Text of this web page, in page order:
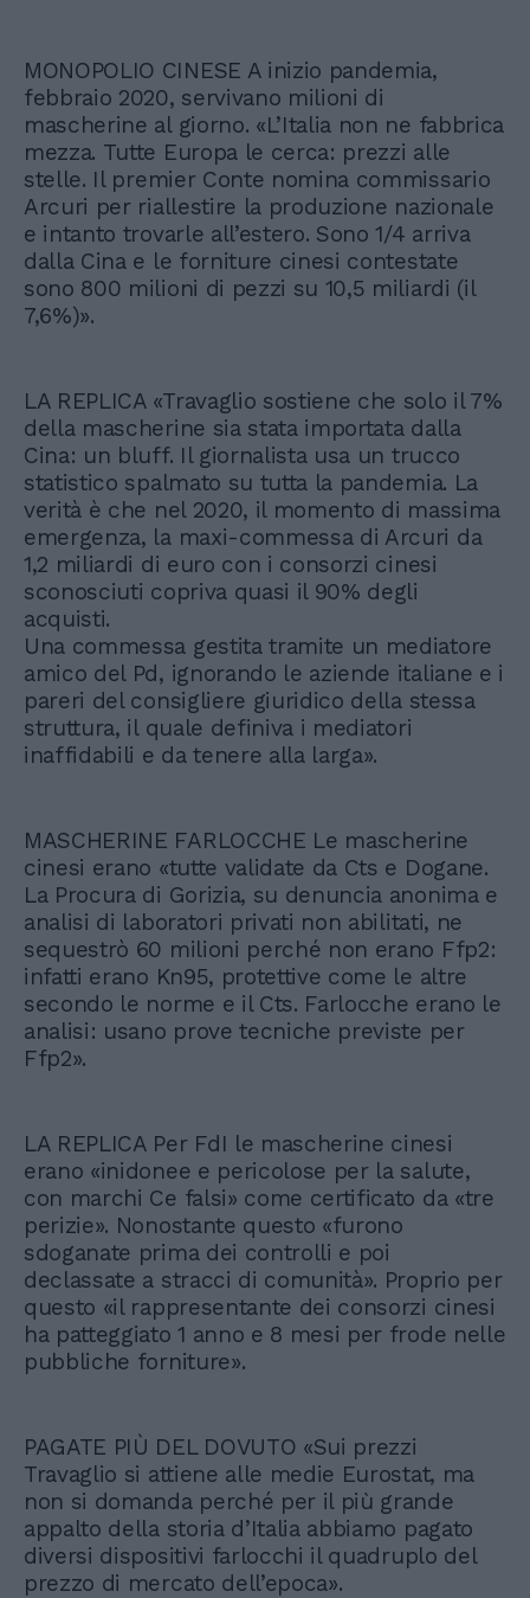
MONOPOLIO CINESE A inizio pandemia,
febbraio 2020, servivano milioni di
mascherine al giorno. «L’Italia non ne fabbrica
mezza. Tutte Europa le cerca: prezzi alle
stelle. Il premier Conte nomina commissario
Arcuri per riallestire la produzione nazionale
e intanto trovarle all’estero. Sono 1/4 arriva
dalla Cina e le forniture cinesi contestate
sono 800 milioni di pezzi su 10,5 miliardi (il
7,6%)».
LA REPLICA «Travaglio sostiene che solo il 7%
della mascherine sia stata importata dalla
Cina: un bluff. Il giornalista usa un trucco
statistico spalmato su tutta la pandemia. La
verità è che nel 2020, il momento di massima
emergenza, la maxi-commessa di Arcuri da
1,2 miliardi di euro con i consorzi cinesi
sconosciuti copriva quasi il 90% degli
acquisti.
Una commessa gestita tramite un mediatore
amico del Pd, ignorando le aziende italiane e i
pareri del consigliere giuridico della stessa
struttura, il quale definiva i mediatori
inaffidabili e da tenere alla larga».
MASCHERINE FARLOCCHE Le mascherine
cinesi erano «tutte validate da Cts e Dogane.
La Procura di Gorizia, su denuncia anonima e
analisi di laboratori privati non abilitati, ne
sequestrò 60 milioni perché non erano Ffp2:
infatti erano Kn95, protettive come le altre
secondo le norme e il Cts. Farlocche erano le
analisi: usano prove tecniche previste per
Ffp2».
LA REPLICA Per FdI le mascherine cinesi
erano «inidonee e pericolose per la salute,
con marchi Ce falsi» come certificato da «tre
perizie». Nonostante questo «furono
sdoganate prima dei controlli e poi
declassate a stracci di comunità». Proprio per
questo «il rappresentante dei consorzi cinesi
ha patteggiato 1 anno e 8 mesi per frode nelle
pubbliche forniture».
PAGATE PIÙ DEL DOVUTO «Sui prezzi
Travaglio si attiene alle medie Eurostat, ma
non si domanda perché per il più grande
appalto della storia d’Italia abbiamo pagato
diversi dispositivi farlocchi il quadruplo del
prezzo di mercato dell’epoca».